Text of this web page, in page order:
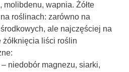
molibdenu, wapnia. Żółte
roślinach: zarówno na
ale najczęściej na
liści roślin
niedobór magnezu, siarki,